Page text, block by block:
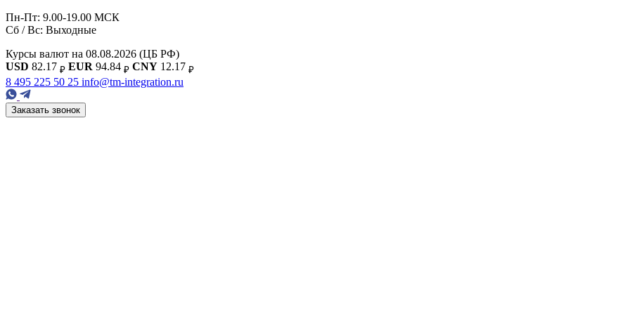
Пн-Пт: 9.00-19.00 МСК
Сб / Вс: Выходные
Курсы валют на 08.08.2026 (ЦБ РФ)
USD 82.17 ₽ EUR 94.84 ₽ CNY 12.17 ₽
8 495 225 50 25 info@tm-integration.ru
Заказать звонок